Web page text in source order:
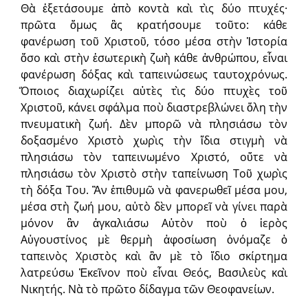
Θὰ ἐξετάσουμε ἀπὸ κοντὰ καὶ τὶς δύο πτυχές·
πρῶτα ὅμως ἂς κρατήσουμε τοῦτο: κάθε
φανέρωση τοῦ Χριστοῦ, τόσο μέσα στὴν Ἱστορία
ὅσο καὶ στὴν ἐσωτερικὴ ζωὴ κάθε ἀνθρώπου, εἶναι
φανέρωση δόξας καὶ ταπεινώσεως ταυτοχρόνως.
Ὅποιος διαχωρίζει αὐτὲς τὶς δύο πτυχὲς τοῦ
Χριστοῦ, κάνει σφάλμα ποὺ διαστρεβλώνει ὅλη τὴν
πνευματικὴ ζωή. Δὲν μπορῶ νὰ πλησιάσω τὸν
δοξασμένο Χριστὸ χωρὶς τὴν ἴδια στιγμὴ νὰ
πλησιάσω τὸν ταπεινωμένο Χριστό, οὔτε νὰ
πλησιάσω τὸν Χριστὸ στὴν ταπείνωση Τοῦ χωρὶς
τὴ δόξα Του. Ἂν ἐπιθυμῶ νὰ φανερωθεῖ μέσα μου,
μέσα στὴ ζωή μου, αὐτὸ δὲν μπορεῖ νὰ γίνει παρὰ
μόνον ἂν ἀγκαλιάσω Αὐτὸν ποὺ ὁ ἱερὸς
Αὐγουστίνος μὲ θερμὴ ἀφοσίωση ὀνόμαζε ὁ
ταπεινὸς Χριστὸς καὶ ἂν μὲ τὸ ἴδιο σκίρτημα
λατρεύσω Ἐκεῖνον ποὺ εἶναι Θεός, Βασιλεὺς καὶ
Νικητής. Νὰ τὸ πρῶτο δίδαγμα τῶν Θεοφανείων.